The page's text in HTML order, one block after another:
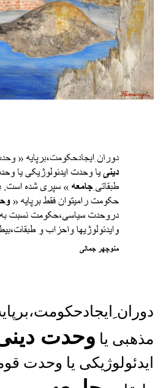
دوران
مذهبی یا وحدت
ایدئولوژیکی یا وحدت